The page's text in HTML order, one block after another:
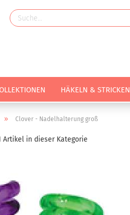
HÄKELN & STRICKEN
» Clover - Nadelhalterung groß
Artikel in dieser Kategorie